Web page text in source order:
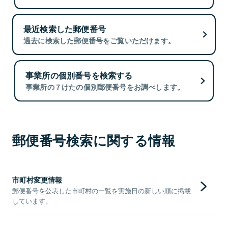
最近検索した郵便番号
過去に検索した郵便番号をご覧いただけます。
事業所の個別番号を検索する
事業所の７けたの個別郵便番号をお調べします。
郵便番号検索に関する情報
市町村変更情報
郵便番号を公表した市町村の一覧を実施日の新しい順に掲載
しています。